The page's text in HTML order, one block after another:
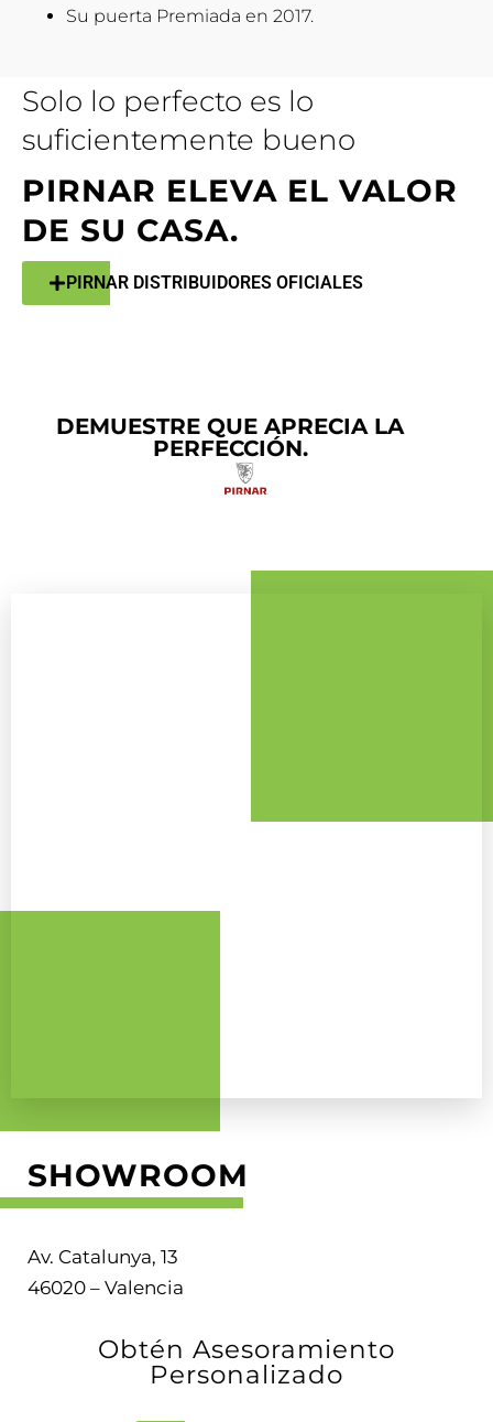
Su puerta Premiada en 2017.
Solo lo perfecto es lo
suficientemente bueno
PIRNAR ELEVA EL VALOR
DE SU CASA.
PIRNAR DISTRIBUIDORES OFICIALES
DEMUESTRE QUE APRECIA LA
PERFECCIÓN.
SHOWROOM
Av. Catalunya, 13
46020 – Valencia
Obtén Asesoramiento
Personalizado